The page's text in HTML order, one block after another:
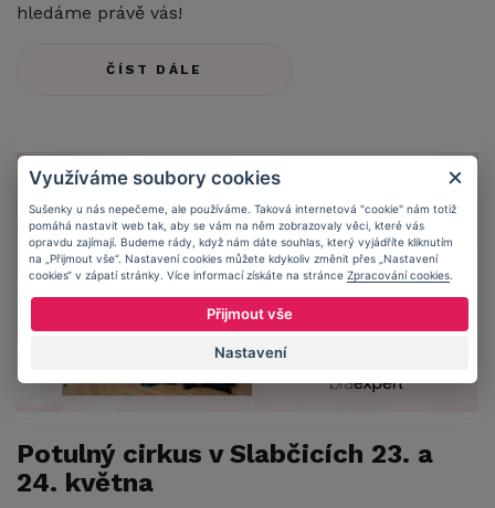
hledáme právě vás!
ČÍST DÁLE
Potulný cirkus v Slabčicích 23. a
24. května
Využíváme soubory cookies
Sušenky u nás nepečeme, ale používáme. Taková internetová "cookie" nám totiž
pomáhá nastavit web tak, aby se vám na něm zobrazovaly věci, které vás
opravdu zajímají. Budeme rády, když nám dáte souhlas, který vyjádříte kliknutím
na „Přijmout vše“. Nastavení cookies můžete kdykoliv změnit přes „Nastavení
cookies“ v zápatí stránky. Více informací získáte na stránce Zpracování cookies.
Přijmout vše
Nastavení